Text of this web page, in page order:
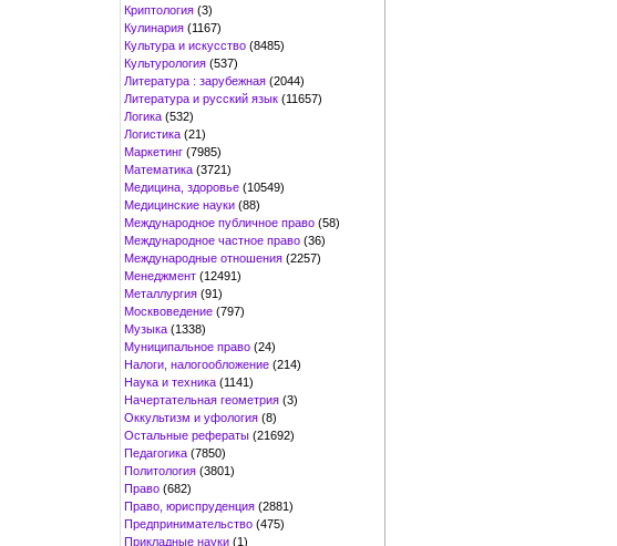
Криптология (3)
Кулинария (1167)
Культура и искусство (8485)
Культурология (537)
Литература : зарубежная (2044)
Литература и русский язык (11657)
Логика (532)
Логистика (21)
Маркетинг (7985)
Математика (3721)
Медицина, здоровье (10549)
Медицинские науки (88)
Международное публичное право (58)
Международное частное право (36)
Международные отношения (2257)
Менеджмент (12491)
Металлургия (91)
Москвоведение (797)
Музыка (1338)
Муниципальное право (24)
Налоги, налогообложение (214)
Наука и техника (1141)
Начертательная геометрия (3)
Оккультизм и уфология (8)
Остальные рефераты (21692)
Педагогика (7850)
Политология (3801)
Право (682)
Право, юриспруденция (2881)
Предпринимательство (475)
Прикладные науки (1)